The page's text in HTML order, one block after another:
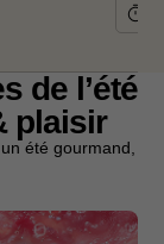
de l’été
plaisir
été gourmand,